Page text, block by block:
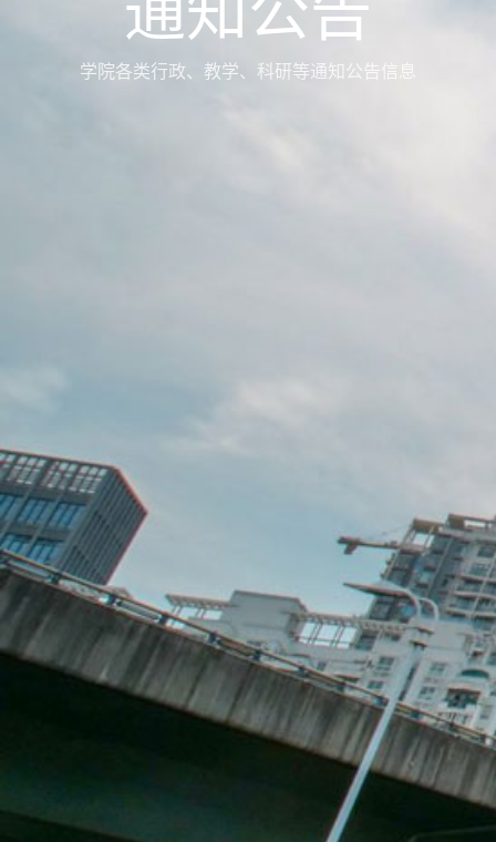
学院各类行政、教学、科研等通知公告信息